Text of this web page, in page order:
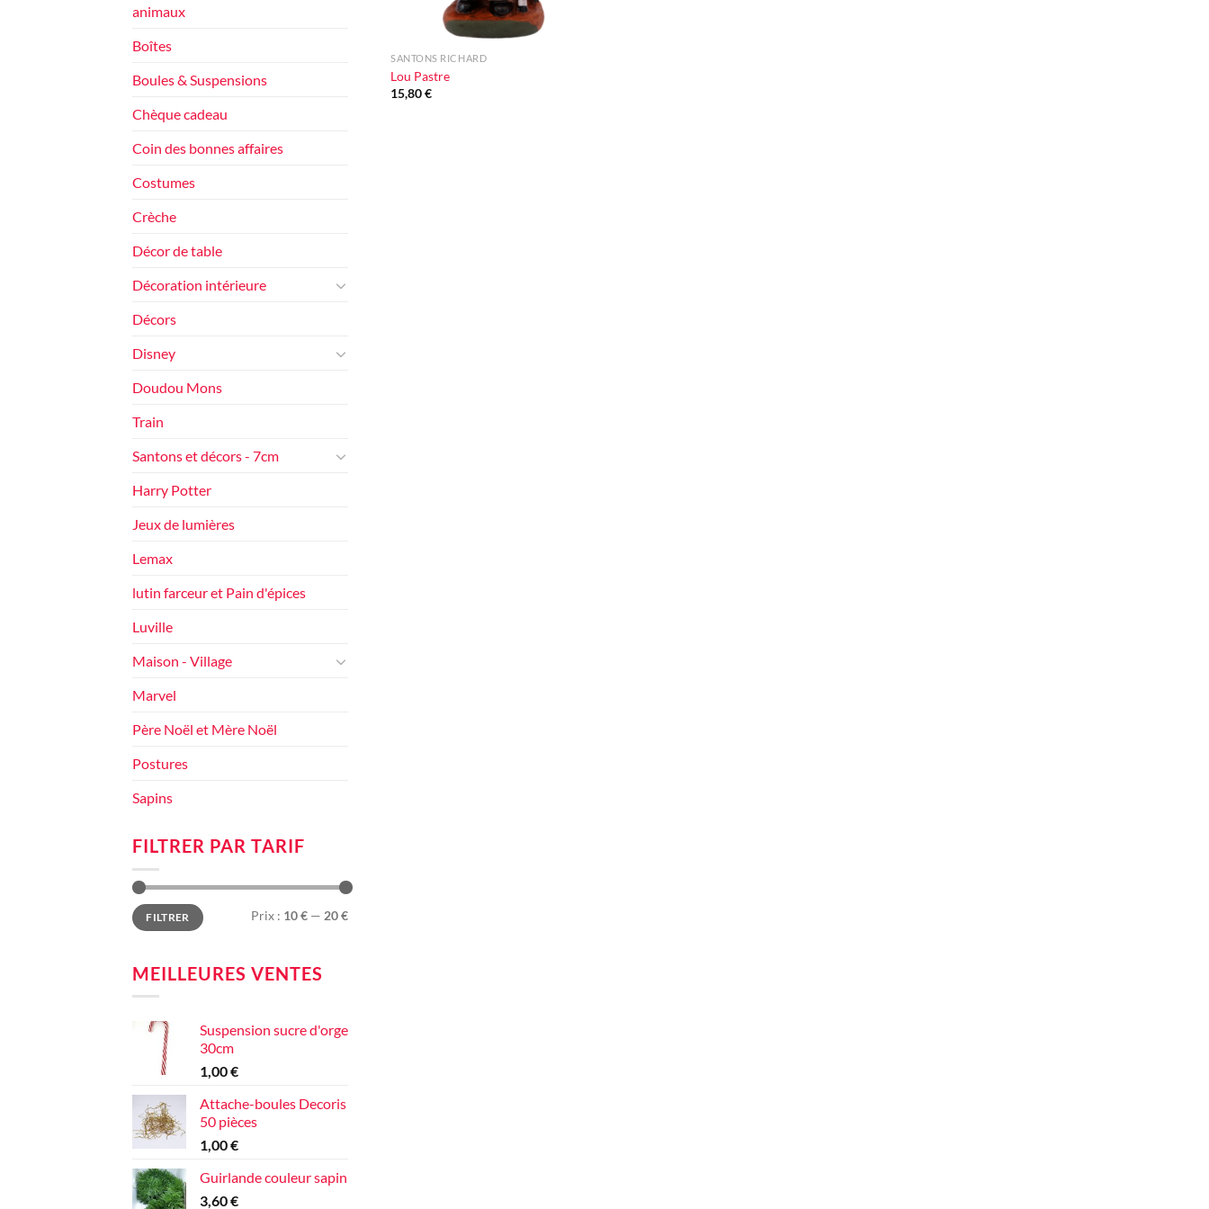
animaux
Boîtes
Boules & Suspensions
Chèque cadeau
Coin des bonnes affaires
Costumes
Crèche
Décor de table
Décoration intérieure
Décors
Disney
Doudou Mons
Train
Santons et décors - 7cm
Harry Potter
Jeux de lumières
Lemax
lutin farceur et Pain d'épices
Luville
Maison - Village
Marvel
Père Noël et Mère Noël
Postures
Sapins
FILTRER PAR TARIF
Prix
min
Prix
maxFILTRER Prix : 10 € — 20 €
MEILLEURES VENTES
Suspension sucre d'orge
30cm
1,00€
Attache-boules Decoris
50 pièces
1,00€
Guirlande couleur sapin
3,60€
SANTONS RICHARD
Lou Pastre
15,80€